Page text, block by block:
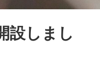
設しまし